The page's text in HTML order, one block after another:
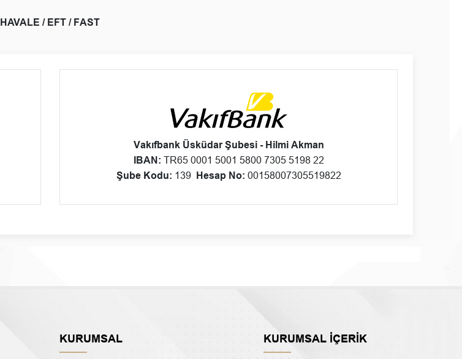
HAVALE / EFT / FAST
Vakıfbank Üsküdar Şubesi - Hilmi Akman
IBAN: TR65 0001 5001 5800 7305 5198 22
Şube Kodu: 139 Hesap No: 00158007305519822
KURUMSAL KURUMSAL İÇERİK